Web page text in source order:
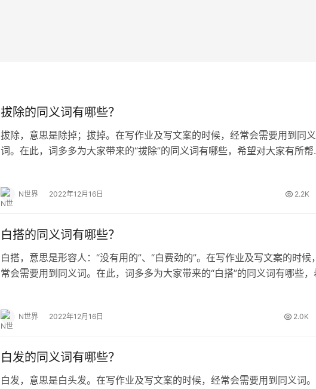
拔除的同义词有哪些？
拔除，意思是除掉；拔掉。在写作业及写文案的时候，经常会需要用到同义
词。在此，词多多为大家带来的“拔除”的同义词有哪些，希望对大家有所帮
N世界 2022年12月16日 2.2K
白搭的同义词有哪些？
白搭，意思是形容人：“没有用的”、“白费劲的”。在写作业及写文案的时候
常会需要用到同义词。在此，词多多为大家带来的“白搭”的同义词有哪些，
N世界 2022年12月16日 2.0K
白发的同义词有哪些？
白发，意思是白头发。在写作业及写文案的时候，经常会需要用到同义词